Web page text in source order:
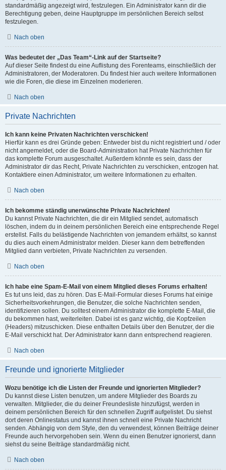
standardmäßig angezeigt wird, festzulegen. Ein Administrator kann dir die
Berechtigung geben, deine Hauptgruppe im persönlichen Bereich selbst
festzulegen.
Nach oben
Was bedeutet der „Das Team“-Link auf der Startseite?
Auf dieser Seite findest du eine Auflistung des Forenteams, einschließlich der
Administratoren, der Moderatoren. Du findest hier auch weitere Informationen
wie die Foren, die diese im Einzelnen moderieren.
Nach oben
Private Nachrichten
Ich kann keine Privaten Nachrichten verschicken!
Hierfür kann es drei Gründe geben: Entweder bist du nicht registriert und / oder
nicht angemeldet, oder die Board-Administration hat Private Nachrichten für
das komplette Forum ausgeschaltet. Außerdem könnte es sein, dass der
Administrator dir das Recht, Private Nachrichten zu verschicken, entzogen hat.
Kontaktiere einen Administrator, um weitere Informationen zu erhalten.
Nach oben
Ich bekomme ständig unerwünschte Private Nachrichten!
Du kannst Private Nachrichten, die dir ein Mitglied sendet, automatisch
löschen, indem du in deinem persönlichen Bereich eine entsprechende Regel
erstellst. Falls du belästigende Nachrichten von jemandem erhältst, so kannst
du dies auch einem Administrator melden. Dieser kann dem betreffenden
Mitglied dann verbieten, Private Nachrichten zu versenden.
Nach oben
Ich habe eine Spam-E-Mail von einem Mitglied dieses Forums erhalten!
Es tut uns leid, das zu hören. Das E-Mail-Formular dieses Forums hat einige
Sicherheitsvorkehrungen, die Benutzer, die solche Nachrichten senden,
identifizieren sollen. Du solltest einem Administrator die komplette E-Mail, die
du bekommen hast, weiterleiten. Dabei ist es ganz wichtig, die Kopfzeilen
(Headers) mitzuschicken. Diese enthalten Details über den Benutzer, der die
E-Mail verschickt hat. Der Administrator kann dann entsprechend reagieren.
Nach oben
Freunde und ignorierte Mitglieder
Wozu benötige ich die Listen der Freunde und ignorierten Mitglieder?
Du kannst diese Listen benutzen, um andere Mitglieder des Boards zu
verwalten. Mitglieder, die du deiner Freundesliste hinzufügst, werden in
deinem persönlichen Bereich für den schnellen Zugriff aufgelistet. Du siehst
dort deren Onlinestatus und kannst ihnen schnell eine Private Nachricht
senden. Abhängig von dem Style, den du verwendest, können Beiträge deiner
Freunde auch hervorgehoben sein. Wenn du einen Benutzer ignorierst, dann
siehst du seine Beiträge standardmäßig nicht.
Nach oben